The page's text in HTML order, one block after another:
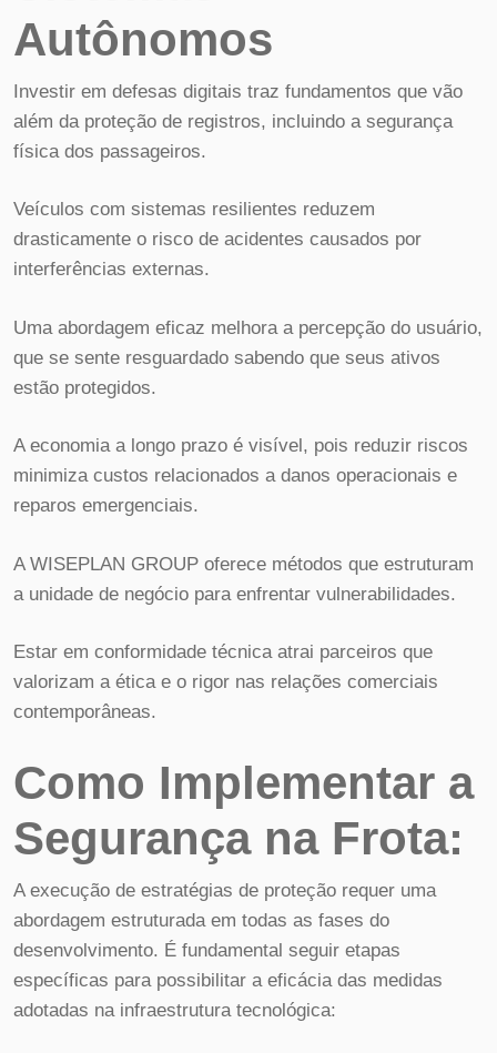
Autônomos
Investir em defesas digitais traz fundamentos que vão
além da proteção de registros, incluindo a segurança
física dos passageiros.
Veículos com sistemas resilientes reduzem
drasticamente o risco de acidentes causados por
interferências externas.
Uma abordagem eficaz melhora a percepção do usuário,
que se sente resguardado sabendo que seus ativos
estão protegidos.
A economia a longo prazo é visível, pois reduzir riscos
minimiza custos relacionados a danos operacionais e
reparos emergenciais.
A WISEPLAN GROUP oferece métodos que estruturam
a unidade de negócio para enfrentar vulnerabilidades.
Estar em conformidade técnica atrai parceiros que
valorizam a ética e o rigor nas relações comerciais
contemporâneas.
Como Implementar a
Segurança na Frota:
A execução de estratégias de proteção requer uma
abordagem estruturada em todas as fases do
desenvolvimento. É fundamental seguir etapas
específicas para possibilitar a eficácia das medidas
adotadas na infraestrutura tecnológica: